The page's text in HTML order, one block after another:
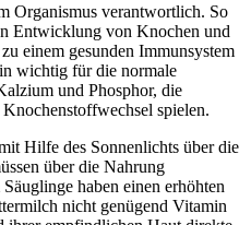
Organismus verantwortlich. So
Entwicklung von Knochen und
einem gesunden Immunsystem
wichtig für die normale
und Phosphor, die
spielen.
Hilfe des Sonnenlichts über die
über die Nahrung
haben einen erhöhten
nicht genügend Vitamin